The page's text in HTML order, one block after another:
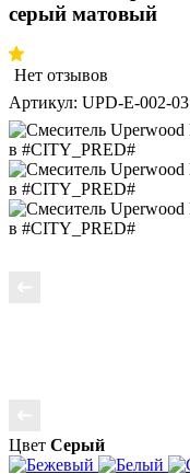
серый матовый
Нет отзывов
Артикул: UPD-E-002-03
Цвет Серый